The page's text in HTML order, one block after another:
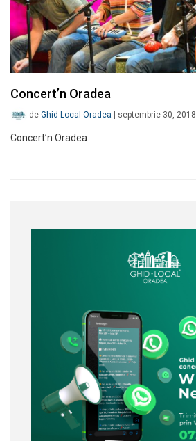
Concert’n Oradea
de Ghid Local Oradea septembrie 30, 2018
Concert’n Oradea